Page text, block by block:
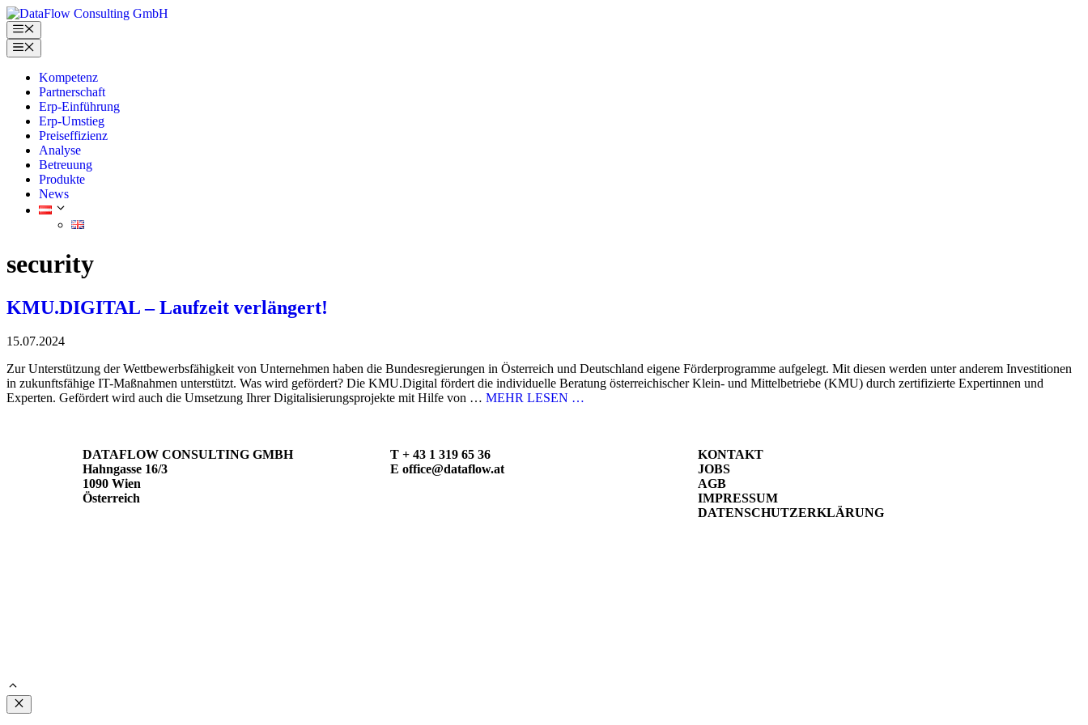
Skip
to
content
Menu
Menu
Kompetenz
Partnerschaft
Erp-Einführung
Erp-Umstieg
Preiseffizienz
Analyse
Betreuung
Produkte
News
security
KMU.DIGITAL – Laufzeit verlängert!
15.07.2024
Zur Unterstützung der Wettbewerbsfähigkeit von Unternehmen haben die Bundesregierungen in Österreich und Deutschland eigene Förderprogramme aufgelegt. Mit diesen werden unter anderem Investitionen
in zukunftsfähige IT-Maßnahmen unterstützt. Was wird gefördert? Die KMU.Digital fördert die individuelle Beratung österreichischer Klein- und Mittelbetriebe (KMU) durch zertifizierte Expertinnen und
Experten. Gefördert wird auch die Umsetzung Ihrer Digitalisierungsprojekte mit Hilfe von … MEHR LESEN …
DATAFLOW CONSULTING GMBH
Hahngasse 16/3
1090 Wien
Österreich
T + 43 1 319 65 36
E office@dataflow.at
KONTAKT
JOBS
AGB
IMPRESSUM
DATENSCHUTZERKLÄRUNG
Close